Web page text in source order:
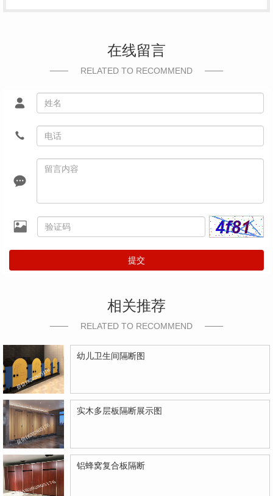
在线留言
RELATED TO RECOMMEND
提交
相关推荐
RELATED TO RECOMMEND
幼儿卫生间隔断图
实木多层板隔断展示图
铝蜂窝复合板隔断